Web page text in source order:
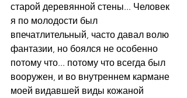
старой деревянной стены... Человек
я по молодости был
впечатлительный, часто давал волю
фантазии, но боялся не особенно
потому что... потому что всегда был
вооружен, и во внутреннем кармане
моей видавшей виды кожаной